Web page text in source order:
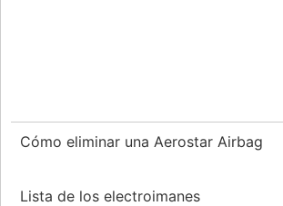
Cómo eliminar una Aerostar Airbag
Lista de los electroimanes